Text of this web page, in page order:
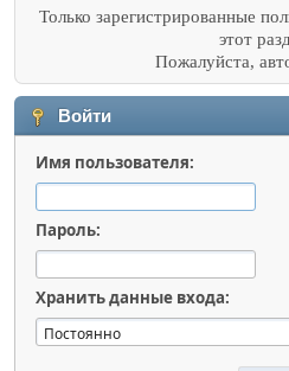
Только зарегистрированные
этот
Пожалуйста,
Войти
Имя пользователя:
Пароль:
Хранить данные входа: